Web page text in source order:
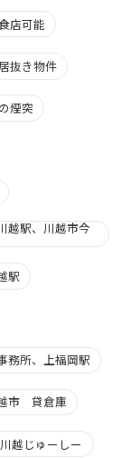
店可能
抜き物件
煙突
駅、川越市今
駅
所、上福岡駅
市 貸倉庫
川越じゅーしー